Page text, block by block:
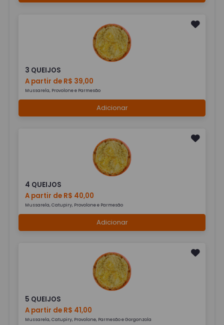
3 QUEIJOS
A partir de R$ 39,00
Mussarela, Provolone e Parmesão
Adicionar
4 QUEIJOS
A partir de R$ 40,00
Mussarela, Catupiry, Provolone e Parmesão
Adicionar
5 QUEIJOS
A partir de R$ 41,00
Mussarela, Catupiry, Provolone, Parmesão e Gorgonzola